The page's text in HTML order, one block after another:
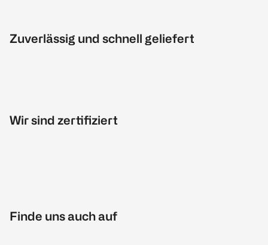
Zuverlässig und schnell geliefert
Wir sind zertifiziert
Finde uns auch auf